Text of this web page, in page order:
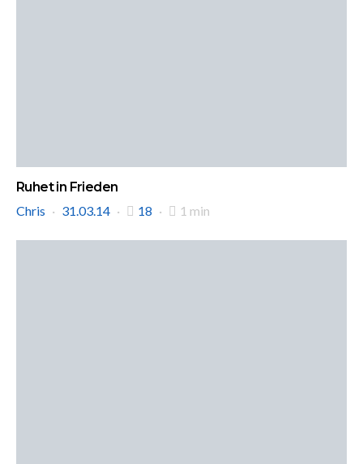
Ruhet in Frieden
Chris
31.03.14 18 1 min